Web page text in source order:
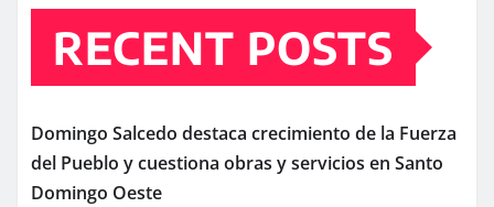
RECENT POSTS
Domingo Salcedo destaca crecimiento de la Fuerza
del Pueblo y cuestiona obras y servicios en Santo
Domingo Oeste